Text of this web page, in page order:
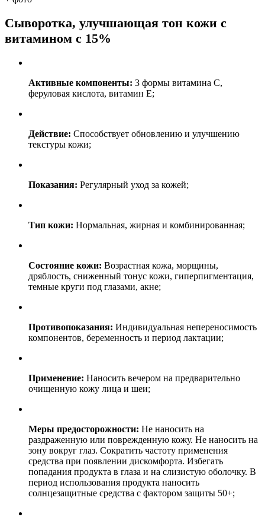
Cыворотка, улучшающая тон кожи с
витамином с 15%
Активные компоненты: 3 формы витамина С,
феруловая кислота, витамин Е;
Действие: Способствует обновлению и улучшению
текстуры кожи;
Показания: Регулярный уход за кожей;
Тип кожи: Нормальная, жирная и комбинированная;
Состояние кожи: Возрастная кожа, морщины,
дряблость, сниженный тонус кожи, гиперпигментация,
темные круги под глазами, акне;
Противопоказания: Индивидуальная непереносимость
компонентов, беременность и период лактации;
Применение: Наносить вечером на предварительно
очищенную кожу лица и шеи;
Меры предосторожности: Не наносить на
раздраженную или поврежденную кожу. Не наносить на
зону вокруг глаз. Сократить частоту применения
средства при появлении дискомфорта. Избегать
попадания продукта в глаза и на слизистую оболочку. В
период использования продукта наносить
солнцезащитные средства с фактором защиты 50+;